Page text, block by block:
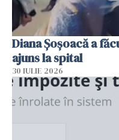
Diana Șoșoacă a
ajuns la spital
30 IULIE 2026